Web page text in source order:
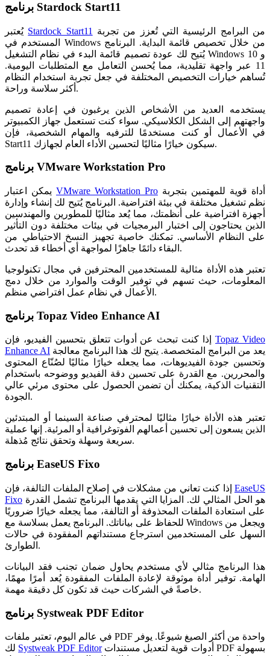
برنامج Stardock Start11
يُعتبر Stardock Start11
المستخدم في Windows من خلال تخصيص قائمة البداية. البرنامج
يُتيح لك عودة تصميم قائمة البدء في نظام التشغيل Windows 10 و
11 عبر واجهة تقليدية، مما يُحسن التعامل مع المتطلبات اليومية.
تُساهم خيارات التخصيص المختلفة في جعل تجربة استخدام النظام
أكثر سلاسة وراحة.
يستخدمه العديد من الأشخاص الذين يرغبون في إعادة تصميم
واجهتهم إلى الشكل الكلاسيكي. سواء كنت تستعمل جهاز الكمبيوتر
في الأعمال أو كنت مستخدمًا للترفيه والمهام الشخصية، فإن
Start11 سيكون خيارًا مثاليًا لتحسين الأداء العام لجهازك.
برنامج VMware Workstation Pro
VMware Workstation Pro
نظم تشغيل مختلفة في بيئة افتراضية. البرنامج يُتيح لك إنشاء وإدارة
أجهزة افتراضية على أنظمتك، مما يُعد مثاليًا للمطورين والمهندسين
الذين يحتاجون إلى اختبار البرمجيات في بيئات مختلفة دون التأثير
على النظام الأساسي. تمكنك خاصية تجهيز النسخ الاحتياطي من
البقاء دائمًا جاهزًا لمواجهة أي أخطاء قد تحدث.
تعتبر هذه الأداة مثالية للمستخدمين المحترفين في مجال تكنولوجيا
المعلومات، حيث تسهم في توفير الوقت والموارد من خلال دمج
الأعمال في نظام عمل افتراضي منظم.
برنامج Topaz Video Enhance AI
إذا كنت تبحث عن أدوات تتعلق بتحسين الفيديو، فإنTopaz Video
Enhance AI
وتحسين جودة الفيديوهات، مما يجعله خيارًا مثاليًا لصُنّاع المحتوى
والمحررين. مع القدرة على تحسين دقة الفيديو ووضوحه باستخدام
التقنيات الذكية، يمكنك أن تضمن الحصول على محتوى مرئي عالي
الجودة.
تعتبر هذه الأداة خيارًا مثاليًا لمحترفي صناعة السينما أو المبتدئين
الذين يسعون إلى تحسين أعمالهم الفوتوغرافية أو المرئية. إنها عملية
سريعة وسهلة وتحقق نتائج مُذهلة.
برنامج EaseUS Fixo
إذا كنت تعاني من مشكلات في إصلاح الملفات التالفة، فإنEaseUS
Fixo
على استعادة الملفات المحذوفة أو التالفة، مما يجعله خيارًا ضروريًا
للحفاظ على بياناتك. البرنامج يعمل بسلاسة مع Windows ويجعل من
السهل على المستخدمين استرجاع مستنداتهم المفقودة في حالات
الطوارئ.
هذا البرنامج مثالي لأي مستخدم يحاول ضمان تجنب فقد البيانات
الهامة. توفير أداة موثوقة لإعادة الملفات المفقودة يُعد أمرًا مهمًا،
خاصةً في الشركات حيث قد تكون كل دقيقة مهمة.
برنامج Systweak PDF Editor
في عالم اليوم، تعتبر ملفات PDF واحدة من أكثر الصيغ شيوعًا. يوفر
Systweak PDF Editorأدوات قوية لتعديل مستندات PDF بسهولة